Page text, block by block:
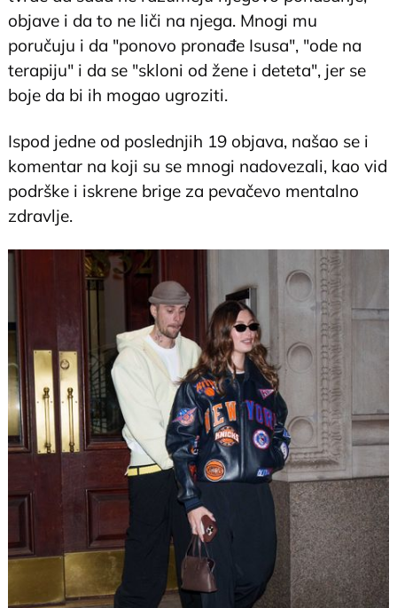
objave i da to ne liči na njega. Mnogi mu
poručuju i da "ponovo pronađe Isusa", "ode na
terapiju" i da se "skloni od žene i deteta", jer se
boje da bi ih mogao ugroziti.
Ispod jedne od poslednjih 19 objava, našao se i
komentar na koji su se mnogi nadovezali, kao vid
podrške i iskrene brige za pevačevo mentalno
zdravlje.